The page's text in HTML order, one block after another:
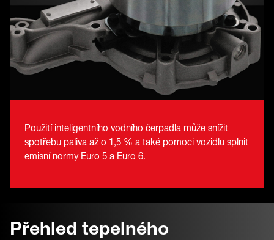
Použití inteligentního vodního čerpadla může snížit
spotřebu paliva až o 1,5 % a také pomoci vozidlu splnit
emisní normy Euro 5 a Euro 6.
Přehled tepelného